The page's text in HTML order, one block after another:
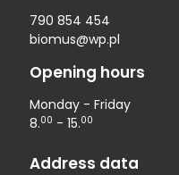
790 854 454
biomus@wp.pl
Opening hours
Monday - Friday
8.00 - 15.00
Address data